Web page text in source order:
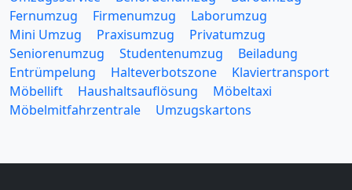
Fernumzug
Firmenumzug
Laborumzug
Mini Umzug
Praxisumzug
Privatumzug
Seniorenumzug
Studentenumzug
Beiladung
Entrümpelung
Halteverbotszone
Klaviertransport
Möbellift
Haushaltsauflösung
Möbeltaxi
Möbelmitfahrzentrale
Umzugskartons